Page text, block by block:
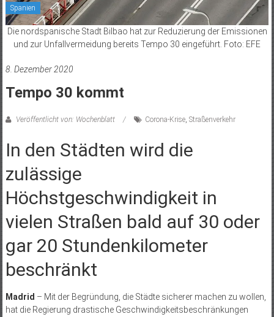
Spanien
Die nordspanische Stadt Bilbao hat zur Reduzierung der Emissionen
und zur Unfallvermeidung bereits Tempo 30 eingeführt. Foto: EFE
8. Dezember 2020
Tempo 30 kommt
Veröffentlicht von: Wochenblatt Corona-Krise, Straßenverkehr
In den Städten wird die
zulässige
Höchstgeschwindigkeit in
vielen Straßen bald auf 30 oder
gar 20 Stundenkilometer
beschränkt
Madrid – Mit der Begründung, die Städte sicherer machen zu wollen,
hat die Regierung drastische Geschwindigkeitsbeschränkungen